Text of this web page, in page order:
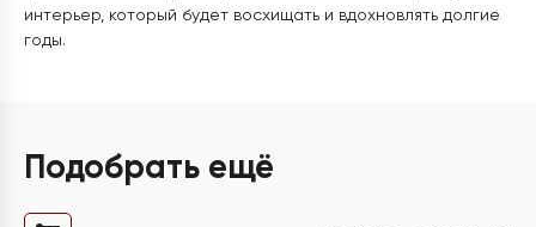
интерьер, который будет восхищать и вдохновлять долгие
годы.
Подобрать ещё